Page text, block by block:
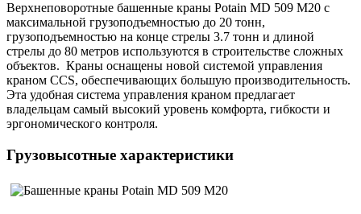
Верхнеповоротные башенные краны Potain MD 509 M20 с
максимальной грузоподъемностью до 20 тонн,
грузоподъемностью на конце стрелы 3.7 тонн и длиной
стрелы до 80 метров используются в строительстве сложных
объектов. Краны оснащены новой системой управления
краном CCS, обеспечивающих большую производительность.
Эта удобная система управления краном предлагает
владельцам самый высокий уровень комфорта, гибкости и
эргономического контроля.
Грузовысотные характеристики